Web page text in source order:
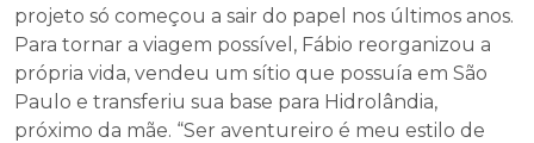
projeto só começou a sair do papel nos últimos anos.
Para tornar a viagem possível, Fábio reorganizou a
própria vida, vendeu um sítio que possuía em São
Paulo e transferiu sua base para Hidrolândia,
próximo da mãe. “Ser aventureiro é meu estilo de